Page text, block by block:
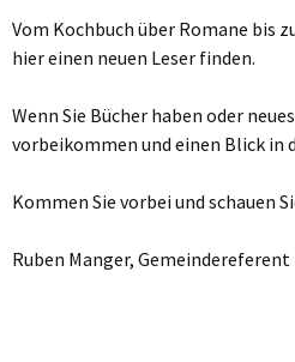
Vom Kochbuch über Romane bis
hier einen neuen Leser finden.
Wenn Sie Bücher haben oder
vorbeikommen und einen Blick in
Kommen Sie vorbei und schauen
Ruben Manger, Gemeindereferent